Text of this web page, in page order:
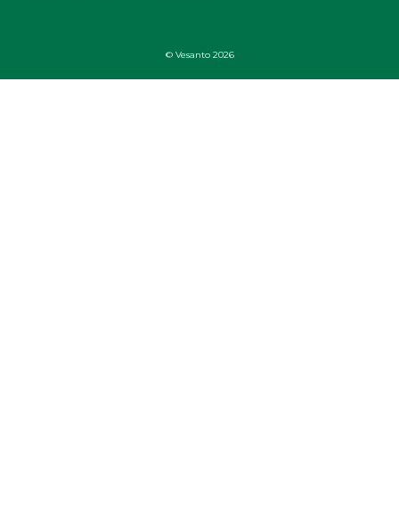
© Vesanto 2026